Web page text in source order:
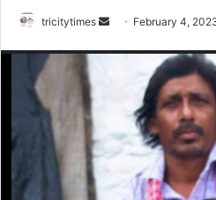
tricitytimes
Send February 4,